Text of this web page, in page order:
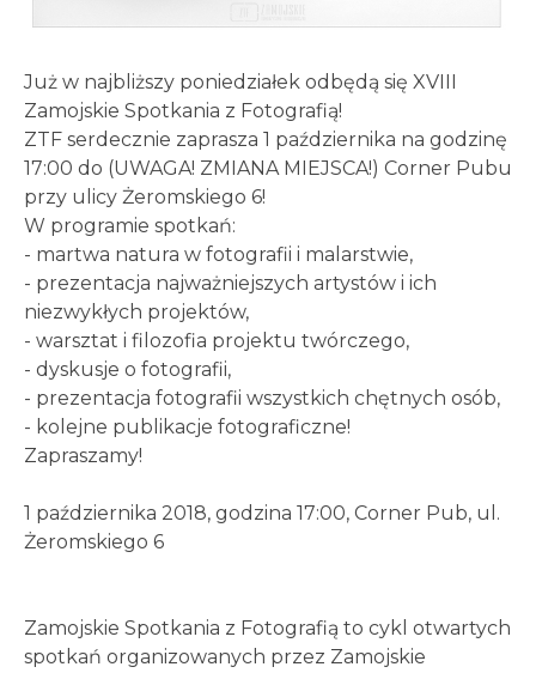
Już w najbliższy poniedziałek odbędą się XVIII
Zamojskie Spotkania z Fotografią!
ZTF serdecznie zaprasza 1 października na godzinę
17:00 do (UWAGA! ZMIANA MIEJSCA!) Corner Pubu
przy ulicy Żeromskiego 6!
W programie spotkań:
- martwa natura w fotografii i malarstwie,
- prezentacja najważniejszych artystów i ich
niezwykłych projektów,
- warsztat i filozofia projektu twórczego,
- dyskusje o fotografii,
- prezentacja fotografii wszystkich chętnych osób,
- kolejne publikacje fotograficzne!
Zapraszamy!
1 października 2018, godzina 17:00, Corner Pub, ul.
Żeromskiego 6
Zamojskie Spotkania z Fotografią to cykl otwartych
spotkań organizowanych przez Zamojskie